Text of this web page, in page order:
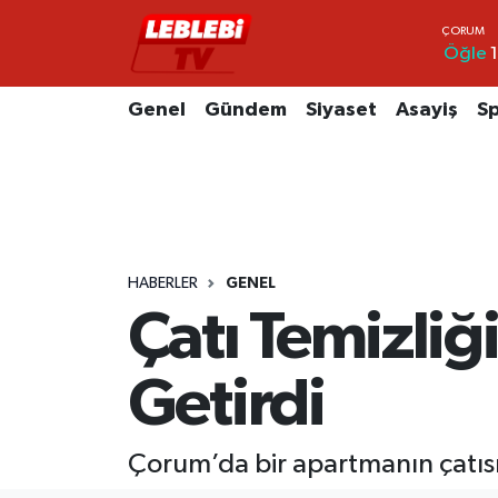
Öğle
Genel Gündem Siyaset Asayiş
HABERLER GENEL
Çatı
Getirdi
Çorum’da bir apartmanın
Hava Durumu
Tüm Manşetler
Son Dakika Haberleri
Haber Arşivi